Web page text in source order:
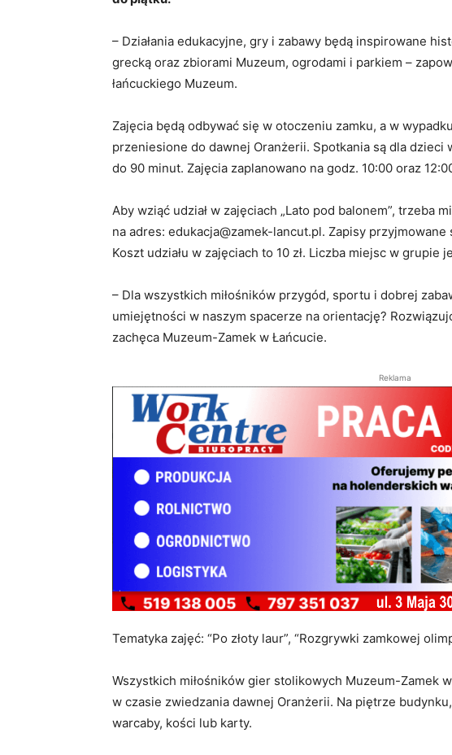
– Działania edukacyjne, gry i zabawy będą inspirowane
grecką oraz zbiorami Muzeum, ogrodami i parkiem –
łańcuckiego Muzeum.
Zajęcia będą odbywać się w otoczeniu zamku, a w
przeniesione do dawnej Oranżerii. Spotkania są dla dzieci
do 90 minut. Zajęcia zaplanowano na godz. 10:00 oraz
Aby wziąć udział w zajęciach „Lato pod balonem”, trzeba
na adres: edukacja@zamek-lancut.pl. Zapisy
Koszt udziału w zajęciach to 10 zł. Liczba miejsc w grupie
– Dla wszystkich miłośników przygód, sportu i dobrej
umiejętności w naszym spacerze na orientację?
zachęca Muzeum-Zamek w Łańcucie.
Reklama
Tematyka zajęć: “Po złoty laur”, “Rozgrywki zamkowej
Wszystkich miłośników gier stolikowych Muzeum-Zamek
w czasie zwiedzania dawnej Oranżerii. Na piętrze
warcaby, kości lub karty.